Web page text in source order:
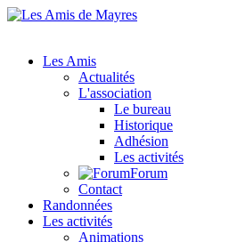
Les Amis
Actualités
L'association
Le bureau
Historique
Adhésion
Les activités
Forum
Contact
Randonnées
Les activités
Animations